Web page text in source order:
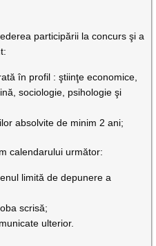
participării la concurs şi a
în profil : ştiinţe economice,
sociologie, psihologie şi
absolvite de minim 2 ani;
calendarului următor:
limită de depunere a
scrisă;
ulterior.